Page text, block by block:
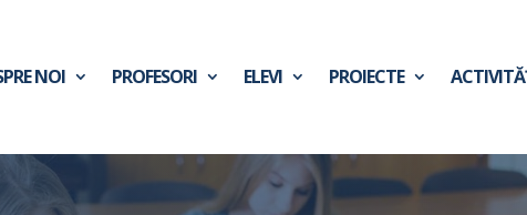
NOI PROFESORI ELEVI PROIECTE